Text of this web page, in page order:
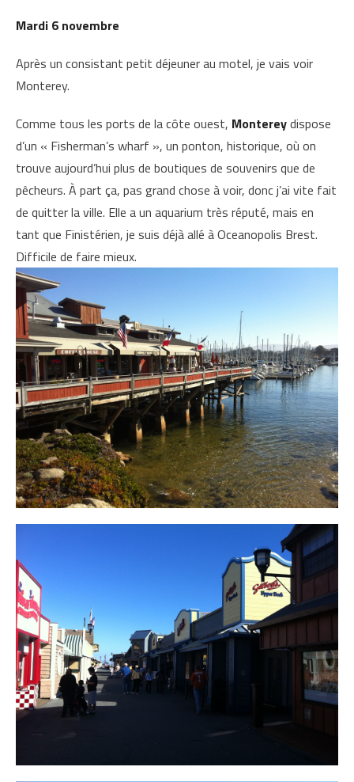
Mardi 6 novembre
Après un consistant petit déjeuner au motel, je vais voir
Monterey.
Comme tous les ports de la côte ouest, Montereydispose
d’un « Fisherman’s wharf », un ponton, historique, où on
trouve aujourd’hui plus de boutiques de souvenirs que de
pêcheurs. À part ça, pas grand chose à voir, donc j’ai vite fait
de quitter la ville. Elle a un aquarium très réputé, mais en
tant que Finistérien, je suis déjà allé à Oceanopolis Brest.
Difficile de faire mieux.